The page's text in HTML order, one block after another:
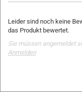
Leider sind noch keine
das Produkt bewertet.
Sie müssen angemeldet
Anmelden